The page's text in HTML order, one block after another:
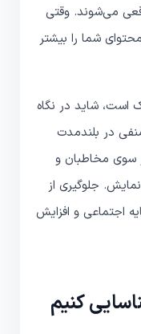
می‌شوند. وقتی
شما را بیشتر
است، شاید در نگاه
در بلندمدت
سوی مخاطبان و
جلوگیری از
اجتماعی و افزایش
کنیم